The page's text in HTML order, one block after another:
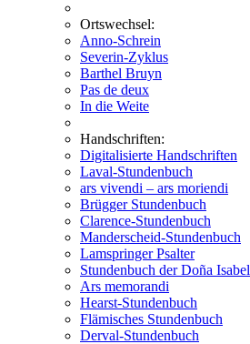
Ortswechsel:
Anno-Schrein
Severin-Zyklus
Barthel Bruyn
Pas de deux
In die Weite
Handschriften:
Digitalisierte Handschriften
Laval-Stundenbuch
ars vivendi – ars moriendi
Brügger Stundenbuch
Clarence-Stundenbuch
Manderscheid-Stundenbuch
Lamspringer Psalter
Stundenbuch der Doña Isabel
Ars memorandi
Hearst-Stundenbuch
Flämisches Stundenbuch
Derval-Stundenbuch